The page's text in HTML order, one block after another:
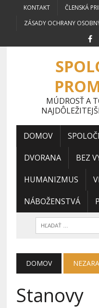
KONTAKT ČLENSKÁ
ZÁSADY OCHRANY
MÚDROSŤ A
DOMOV
DVORANA BEZ
HUMANIZMUS
NÁBOŽENSTVÁ
DOMOV
Stanovy